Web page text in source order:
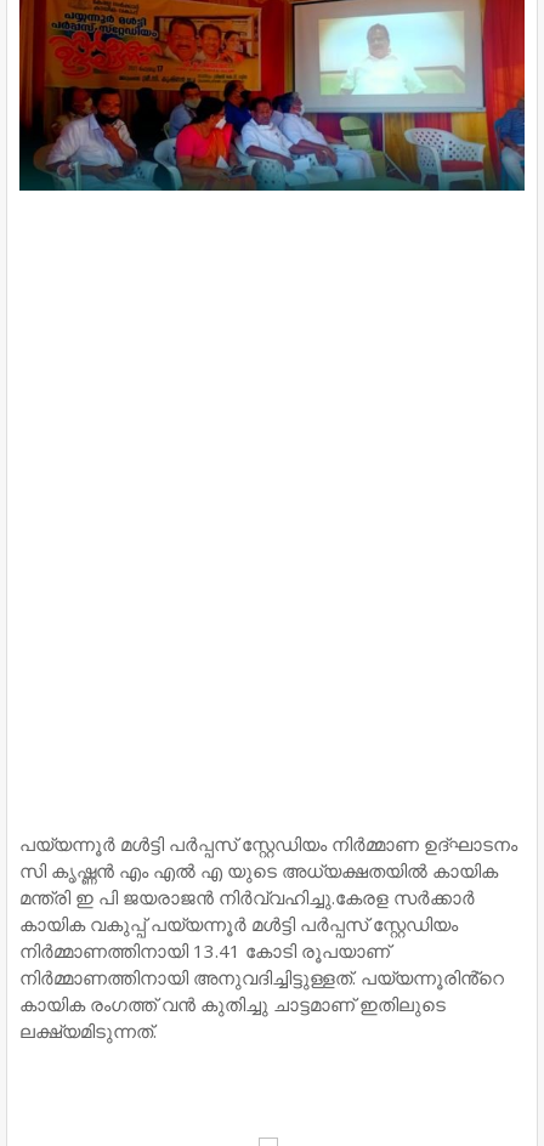
പയ്യന്നൂർ മൾട്ടി പർപ്പസ് സ്റ്റേഡിയം നിർമ്മാണ ഉദ്ഘാടനം
സി കൃഷ്ണൻ എം എൽ എ യുടെ അധ്യക്ഷതയിൽ കായിക
മന്ത്രി ഇ പി ജയരാജൻ നിർവ്വഹിച്ചു.കേരള സർക്കാർ
കായിക വകുപ്പ് പയ്യന്നൂർ മൾട്ടി പർപ്പസ് സ്റ്റേഡിയം
നിർമ്മാണത്തിനായി 13.41 കോടി രൂപയാണ്
നിർമ്മാണത്തിനായി അനുവദിച്ചിട്ടുള്ളത്. പയ്യന്നൂരിൻ്റെ
കായിക രംഗത്ത് വൻ കുതിച്ചു ചാട്ടമാണ് ഇതിലുടെ
ലക്ഷ്യമിടുന്നത്.